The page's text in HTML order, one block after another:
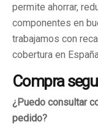
permite ahorrar,
componentes en
trabajamos con
cobertura en
Compra
¿Puedo consultar
pedido?